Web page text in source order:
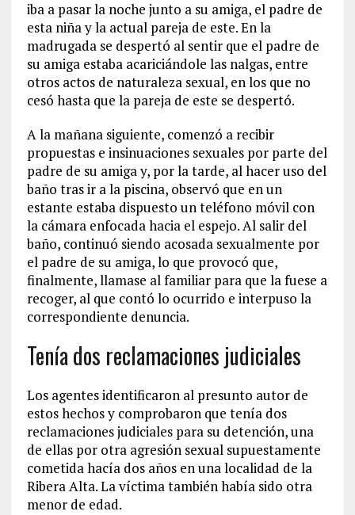
iba a pasar la noche junto a su amiga, el padre de
esta niña y la actual pareja de este. En la
madrugada se despertó al sentir que el padre de
su amiga estaba acariciándole las nalgas, entre
otros actos de naturaleza sexual, en los que no
cesó hasta que la pareja de este se despertó.
A la mañana siguiente, comenzó a recibir
propuestas e insinuaciones sexuales por parte del
padre de su amiga y, por la tarde, al hacer uso del
baño tras ir a la piscina, observó que en un
estante estaba dispuesto un teléfono móvil con
la cámara enfocada hacia el espejo. Al salir del
baño, continuó siendo acosada sexualmente por
el padre de su amiga, lo que provocó que,
finalmente, llamase al familiar para que la fuese a
recoger, al que contó lo ocurrido e interpuso la
correspondiente denuncia.
Tenía dos reclamaciones judiciales
Los agentes identificaron al presunto autor de
estos hechos y comprobaron que tenía dos
reclamaciones judiciales para su detención, una
de ellas por otra agresión sexual supuestamente
cometida hacía dos años en una localidad de la
Ribera Alta. La víctima también había sido otra
menor de edad.